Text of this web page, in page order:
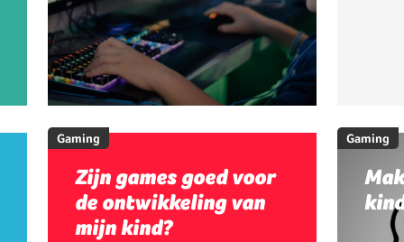
Gaming
Zijn games goed voor
de ontwikkeling van
mijn kind?
Gaming